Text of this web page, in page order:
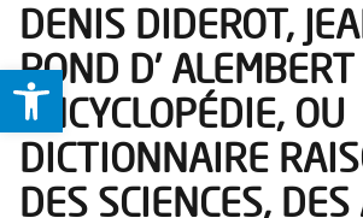
DENIS DIDEROT,
ROND D’ ALEMBERT
ENCYCLOPÉDIE, OU
DICTIONNAIRE
DES SCIENCES,
Ouvrir la barre d’outils